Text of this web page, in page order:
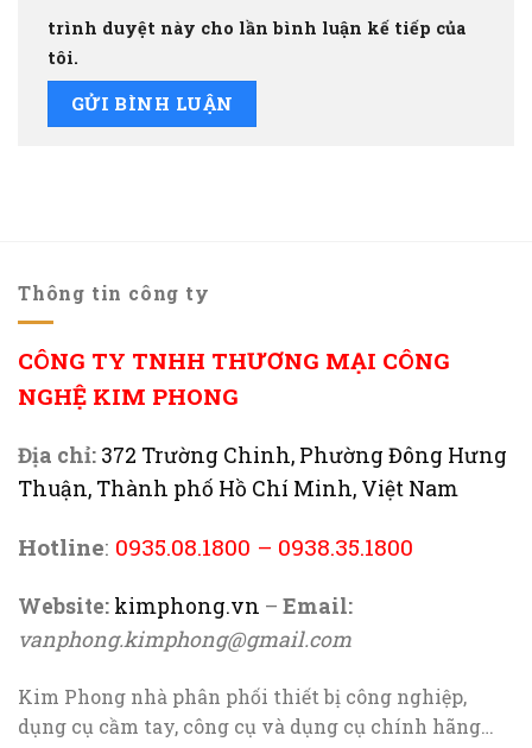
trình duyệt này cho lần bình luận kế tiếp của
tôi.
Thông tin công ty
CÔNG TY TNHH THƯƠNG MẠI CÔNG
NGHỆ KIM PHONG
Địa chỉ: 372 Trường Chinh, Phường Đông Hưng
Thuận, Thành phố Hồ Chí Minh, Việt Nam
Hotline: 0935.08.1800 – 0938.35.1800
Website: kimphong.vn – Email:
vanphong.kimphong@gmail.com
Kim Phong nhà phân phối thiết bị công nghiệp,
dụng cụ cầm tay, công cụ và dụng cụ chính hãng…